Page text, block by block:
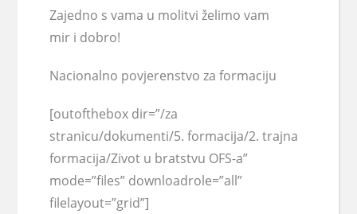
Zajedno s vama u molitvi želimo vam
mir i dobro!
Nacionalno povjerenstvo za formaciju
[outofthebox dir=”/za
stranicu/dokumenti/5. formacija/2. trajna
formacija/Zivot u bratstvu OFS-a”
mode=”files” downloadrole=”all”
filelayout=”grid”]